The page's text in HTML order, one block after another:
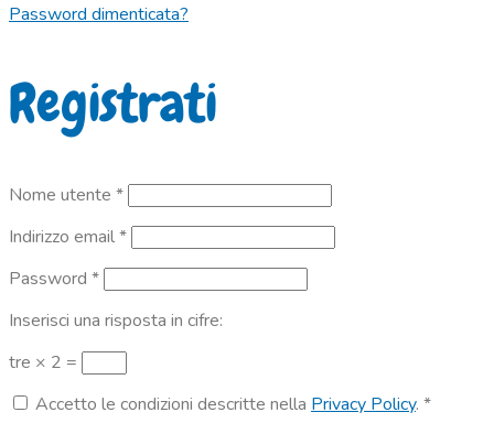
Password dimenticata?
Registrati
Nome utente *Richiesto
Indirizzo email*Richiesto
Password *Richiesto
Inserisci una risposta in cifre:
tre × 2 =
Accetto le condizioni descritte nella Privacy Policy. *